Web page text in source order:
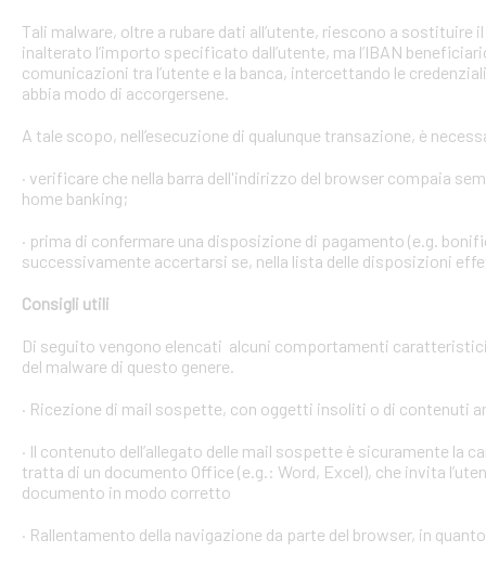
Tali malware, oltre a rubare dati all’utente, riescono a
inalterato l’importo specificato dall’utente, ma l’IBAN
comunicazioni tra l’utente e la banca, intercettando le
abbia modo di accorgersene.
A tale scopo, nell’esecuzione di qualunque transazione, è
· verificare che nella barra dell'indirizzo del browser compaia
home banking;
· prima di confermare una disposizione di pagamento (e.g.
successivamente accertarsi se, nella lista delle disposizioni
Consigli utili
Di seguito vengono elencati alcuni comportamenti
del malware di questo genere.
· Ricezione di mail sospette, con oggetti insoliti o di contenuti
· Il contenuto dell’allegato delle mail sospette è sicuramente
tratta di un documento Office (e.g.: Word, Excel), che invita
documento in modo corretto
· Rallentamento della navigazione da parte del browser, in